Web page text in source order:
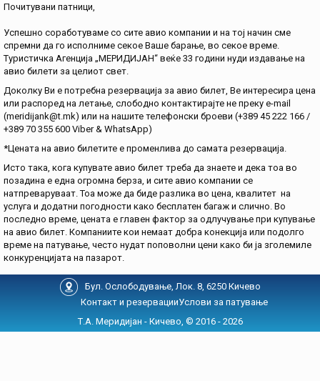
Почитувани патници,
Успешно соработуваме со сите авио компании и на тој начин сме
спремни да го исполниме секое Ваше барање, во секое време.
Туристичка Агенција „МЕРИДИЈАН“ веќе 33 години нуди издавање на
авио билети за целиот свет.
Доколку Ви е потребна резервација за авио билет, Ве интересира цена
или распоред на летање, слободно контактирајте не преку e-mail
(meridijank@t.mk) или на нашите телефонски броеви (+389 45 222 166 /
+389 70 355 600 Viber & WhatsApp)
*Цената на авио билетите е променлива до самата резервација.
Исто така, кога купувате авио билет треба да знаете и дека тоа во
позадина е една огромна берза, и сите авио компании се
натпреваруваат. Тоа може да биде разлика во цена, квалитет на
услуга и додатни погодности како бесплатен багаж и слично. Во
последно време, цената е главен фактор за одлучување при купување
на авио билет. Компаниите кои немаат добра конекција или подолго
време на патување, често нудат поповолни цени како би ја зголемиле
конкуренцијата на пазарот.
Бул. Ослободување, Лок. 8, 6250 Кичево
Контакт и резервацииУслови за патување
Т.А. Меридијан - Кичево, © 2016 - 2026